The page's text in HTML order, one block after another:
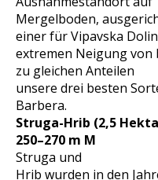
Mergelboden,
einer für Vipavska
extremen Neigung von
zu gleichen Anteilen
unsere drei besten
Barbera.
Struga-Hrib (2,5
250–270 m M
Struga und
Hrib wurden in den